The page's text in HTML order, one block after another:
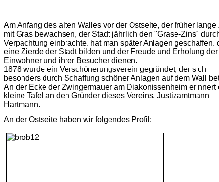
Am Anfang des alten Walles vor der Ostseite, der früher lange
mit Gras bewachsen, der Stadt jährlich den "Grase-Zins"
Verpachtung einbrachte, hat man später Anlagen geschaffen,
eine Zierde der Stadt bilden und der Freude und Erholung der
Einwohner und ihrer Besucher dienen.
1878 wurde ein Verschönerungsverein gegründet, der sich
besonders durch Schaffung schöner Anlagen auf dem Wall
An der Ecke der Zwingermauer am Diakonissenheim erinnert
kleine Tafel an den Gründer dieses Vereins, Justizamtmann
Hartmann.
An der Ostseite haben wir folgendes Profil: